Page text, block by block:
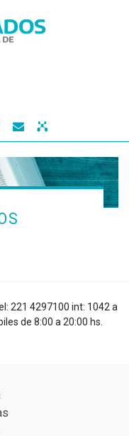
 
221 4297100 int: 1042 a
de 8:00 a 20:00 hs.